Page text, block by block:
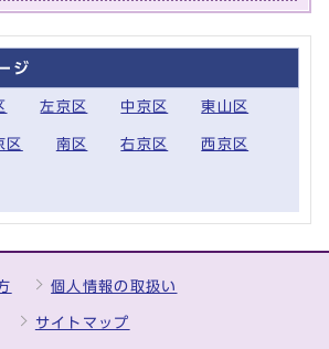
ジ
左京区 中京区 東山区
区 南区 右京区 西京区
個人情報の取扱い
サイトマップ